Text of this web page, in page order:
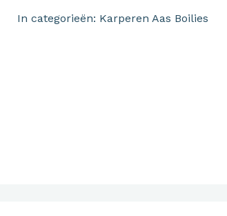
In categorieën: Karperen Aas Boilies